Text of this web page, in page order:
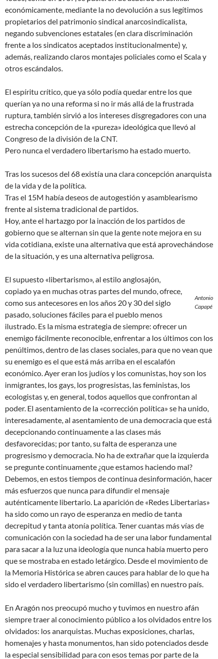
económicamente, mediante la no devolución a sus legítimos
propietarios del patrimonio sindical anarcosindicalista,
negando subvenciones estatales (en clara discriminación
frente a los sindicatos aceptados institucionalmente) y,
además, realizando claros montajes policiales como el Scala y
otros escándalos.
El espíritu crítico, que ya sólo podía quedar entre los que
querían ya no una reforma si no ir más allá de la frustrada
ruptura, también sirvió a los intereses disgregadores con una
estrecha concepción de la «pureza» ideológica que llevó al
Congreso de la división de la CNT.
Pero nunca el verdadero libertarismo ha estado muerto.
Tras los sucesos del 68 existía una clara concepción anarquista
de la vida y de la política.
Tras el 15M había deseos de autogestión y asamblearismo
frente al sistema tradicional de partidos.
Hoy, ante el hartazgo por la inacción de los partidos de
gobierno que se alternan sin que la gente note mejora en su
vida cotidiana, existe una alternativa que está aprovechándose
de la situación, y es una alternativa peligrosa.
Antonio
Capapé
El supuesto «libertarismo», al estilo anglosajón,
copiado ya en muchas otras partes del mundo, ofrece,
como sus antecesores en los años 20 y 30 del siglo
pasado, soluciones fáciles para el pueblo menos
ilustrado. Es la misma estrategia de siempre: ofrecer un
enemigo fácilmente reconocible, enfrentar a los últimos con los
penúltimos, dentro de las clases sociales, para que no vean que
su enemigo es el que está más arriba en el escalafón
económico. Ayer eran los judíos y los comunistas, hoy son los
inmigrantes, los gays, los progresistas, las feministas, los
ecologistas y, en general, todos aquellos que confrontan al
poder. El asentamiento de la «corrección política» se ha unido,
interesadamente, al asentamiento de una democracia que está
decepcionando continuamente a las clases más
desfavorecidas; por tanto, su falta de esperanza une
progresismo y democracia. No ha de extrañar que la izquierda
se pregunte continuamente ¿que estamos haciendo mal?
Debemos, en estos tiempos de continua desinformación, hacer
más esfuerzos que nunca para difundir el mensaje
auténticamente libertario. La aparición de «Redes Libertarias»
ha sido como un rayo de esperanza en medio de tanta
decrepitud y tanta atonía política. Tener cuantas más vías de
comunicación con la sociedad ha de ser una labor fundamental
para sacar a la luz una ideología que nunca había muerto pero
que se mostraba en estado letárgico. Desde el movimiento de
la Memoria Histórica se abren cauces para hablar de lo que ha
sido el verdadero libertarismo (sin comillas) en nuestro país.
En Aragón nos preocupó mucho y tuvimos en nuestro afán
siempre traer al conocimiento público a los olvidados entre los
olvidados: los anarquistas. Muchas exposiciones, charlas,
homenajes y hasta monumentos, han sido potenciados desde
la especial sensibilidad para con esos temas por parte de la